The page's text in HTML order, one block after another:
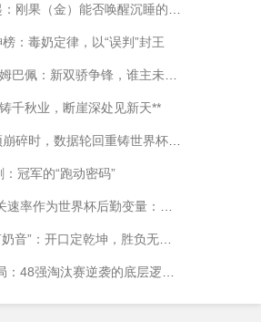
果（金）能否唤醒沉睡的非洲足球雄狮？
：毒奶定律，以“误判”封王
佩：新双骄争锋，谁主未来十年沉浮？**
千秋业，断崖深处见新天**
碎时，数据轮回重铸世界杯纪元
冠军的“跑动密码”
界杯后勤变量：基于多国海关运作体系的战术评估框架”
音”：开口定乾坤，胜负无悬念
强淘汰赛逆袭的底层逻辑与致胜密码”